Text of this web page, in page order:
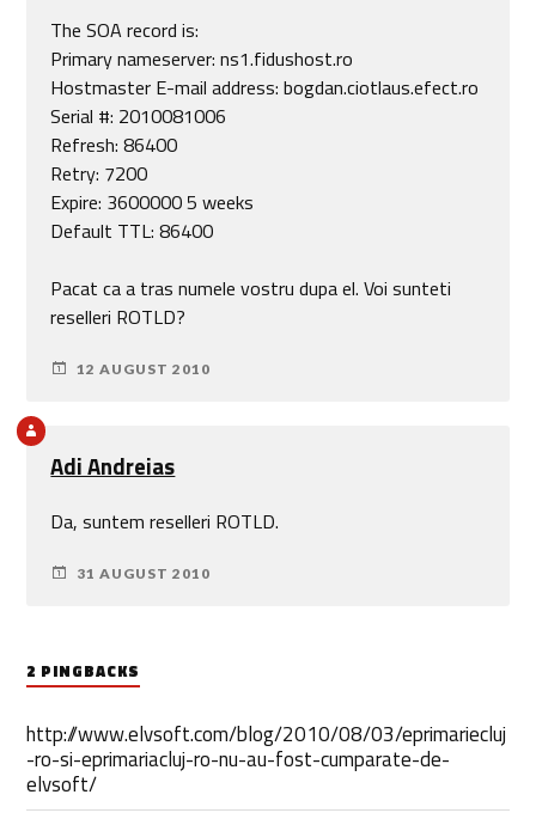
The SOA record is:
Primary nameserver: ns1.fidushost.ro
Hostmaster E-mail address: bogdan.ciotlaus.efect.ro
Serial #: 2010081006
Refresh: 86400
Retry: 7200
Expire: 3600000 5 weeks
Default TTL: 86400
Pacat ca a tras numele vostru dupa el. Voi sunteti
reselleri ROTLD?
12 AUGUST 2010
Adi Andreias
Da, suntem reselleri ROTLD.
31 AUGUST 2010
2 PINGBACKS
http://www.elvsoft.com/blog/2010/08/03/eprimariecluj
-ro-si-eprimariacluj-ro-nu-au-fost-cumparate-de-
elvsoft/